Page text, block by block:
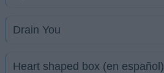
Drain You
Heart shaped box (en español)